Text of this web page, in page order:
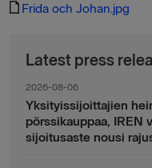
Frida och Johan.jpg
Latest press
2026-08-06
Yksityissijoittajien
pörssikauppaa, IREN
sijoitusaste nousi